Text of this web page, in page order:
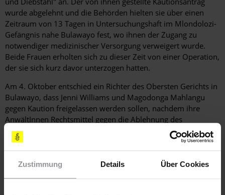
Zustimmung Details Über Cookies
wurde abgelehnt und die Behörden hielten sie über einen
Zeitraum von 13 Tagen in Untersuchungshaft im Mlondolozi-
Gefängnis nahe Bulawayo fest, wo ihnen der Zugang zu
notwendiger medizinischer Versorgung verweigert wurde.
Beide Frauen erholten sich zu dieser Zeit von einer Operation,
der sie sich kurz davor unterzogen hatten.
Am 4. Oktober entschied ein Richter des Obersten Gerichts in
Bulawayo, dass Jenni Williams und Magodonga Mahlangu
gegen Kaution freigelassen werden sollen, nachdem ihre
AnwältInnen Rechtsmittel gegen die Ablehnung des
Kautionsantrags eingelegt hatten. Das Gerichtsverfahren
wurde auf den 12. Dezember festgesetzt.
Weitere Aktionen des Eilaktionsnetzes sind derzeit nicht
erforderlich. Vielen Dank allen, die Appelle geschrieben und
sich für Jenni Williams und Magodonga Mahlangu eingesetzt